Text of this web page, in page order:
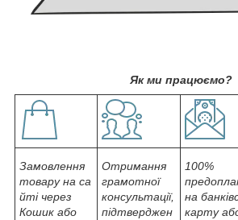
Як ми працюємо?
Замовлення
товару на са
йті через
Кошик або
Отримання
грамотної
консультації,
підтверджен
100%
на
карту